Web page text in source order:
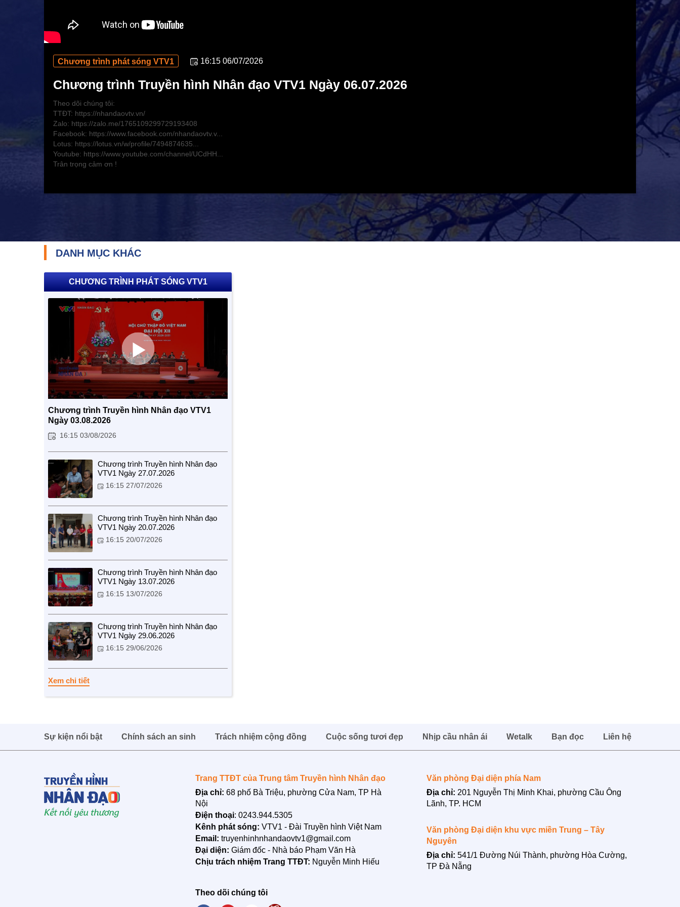
Chương trình phát sóng VTV1 16:15 06/07/2026
Chương trình Truyền hình Nhân đạo VTV1 Ngày 06.07.2026
Theo dõi chúng tôi:
TTĐT: https://nhandaovtv.vn/
Zalo: https://zalo.me/1765109299729193408
Facebook: https://www.facebook.com/nhandaovtv.v...
Lotus: https://lotus.vn/w/profile/7494874635...
Youtube: https://www.youtube.com/channel/UCdHH...
Trân trọng cảm ơn !
DANH MỤC KHÁC
CHƯƠNG TRÌNH PHÁT SÓNG VTV1
Chương trình Truyền hình Nhân đạo VTV1
Ngày 03.08.2026
16:15 03/08/2026
Chương trình Truyền hình Nhân đạo
VTV1 Ngày 27.07.2026
16:15 27/07/2026
Chương trình Truyền hình Nhân đạo
VTV1 Ngày 20.07.2026
16:15 20/07/2026
Chương trình Truyền hình Nhân đạo
VTV1 Ngày 13.07.2026
16:15 13/07/2026
Chương trình Truyền hình Nhân đạo
VTV1 Ngày 29.06.2026
16:15 29/06/2026
Xem chi tiết
Sự kiện nổi bật Chính sách an sinh Trách nhiệm cộng đồng Cuộc sống tươi đẹp Nhịp cầu nhân ái Wetalk Bạn đọc Liên hệ
Trang TTĐT của Trung tâm Truyền hình Nhân đạo
Địa chỉ: 68 phố Bà Triệu, phường Cửa Nam, TP Hà
Nội
Điện thoại: 0243.944.5305
Kênh phát sóng: VTV1 - Đài Truyền hình Việt Nam
Email: truyenhinhnhandaovtv1@gmail.com
Đại diện: Giám đốc - Nhà báo Phạm Văn Hà
Chịu trách nhiệm Trang TTĐT: Nguyễn Minh Hiếu
Văn phòng Đại diện phía Nam
Địa chỉ: 201 Nguyễn Thị Minh Khai, phường Cầu Ông
Lãnh, TP. HCM
Văn phòng Đại diện khu vực miền Trung – Tây
Nguyên
Địa chỉ: 541/1 Đường Núi Thành, phường Hòa Cường,
TP Đà Nẵng
Theo dõi chúng tôi